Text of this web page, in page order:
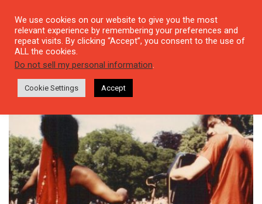
Tag: Yarınistan
We use cookies on our website to give you the most
relevant experience by remembering your preferences and
repeat visits. By clicking “Accept”, you consent to the use of
ALL the cookies.
Do not sell my personal information.
Cookie Settings Accept